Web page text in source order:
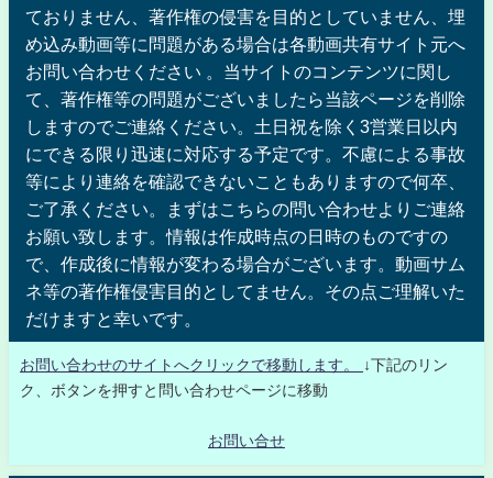
ておりません、著作権の侵害を目的としていません、埋
め込み動画等に問題がある場合は各動画共有サイト元へ
お問い合わせください 。当サイトのコンテンツに関し
て、著作権等の問題がございましたら当該ページを削除
しますのでご連絡ください。土日祝を除く3営業日以内
にできる限り迅速に対応する予定です。不慮による事故
等により連絡を確認できないこともありますので何卒、
ご了承ください。まずはこちらの問い合わせよりご連絡
お願い致します。情報は作成時点の日時のものですの
で、作成後に情報が変わる場合がございます。動画サム
ネ等の著作権侵害目的としてません。その点ご理解いた
だけますと幸いです。
お問い合わせのサイトへクリックで移動します。
↓下記のリン
ク、ボタンを押すと問い合わせページに移動
お問い合せ